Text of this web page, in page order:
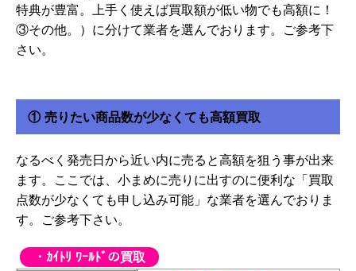
特典が豊富。上手く使えば買取額が低い物でも高額に！
③その他。）に分けて業者を選んでおります。ご参考下
さい。
① 売りたい商品数が少なくても高額買取
なるべく発売日から近い内に売ると高額を狙う事が出来
ます。ここでは、小まめに売りに出すのに便利な「買取
点数が少なくても申し込み可能」な業者を選んでおりま
す。ご参考下さい。
・ｶｲﾄﾘ ﾜｰﾙﾄﾞの買取